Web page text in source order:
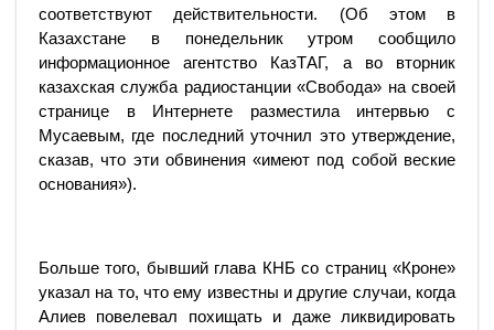
соответствуют действительности. (Об этом в
Казахстане в понедельник утром сообщило
информационное агентство КазТАГ, а во вторник
казахская служба радиостанции «Свобода» на своей
странице в Интернете разместила интервью с
Мусаевым, где последний уточнил это утверждение,
сказав, что эти обвинения «имеют под собой веские
основания»).
Больше того, бывший глава КНБ со страниц «Кроне»
указал на то, что ему известны и другие случаи, когда
Алиев повелевал похищать и даже ликвидировать